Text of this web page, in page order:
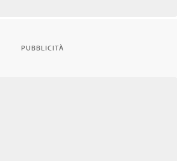
PUBBLICITÀ